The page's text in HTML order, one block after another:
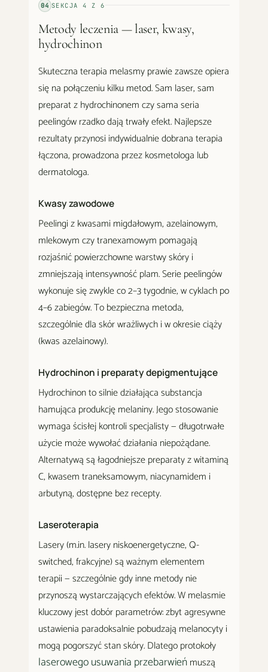
04 SEKCJA4 Z6
Metody leczenia — laser, kwasy,
hydrochinon
Skuteczna terapia melasmy prawie zawsze opiera
się na połączeniu kilku metod. Sam laser, sam
preparat z hydrochinonem czy sama seria
peelingów rzadko dają trwały efekt. Najlepsze
rezultaty przynosi indywidualnie dobrana terapia
łączona, prowadzona przez kosmetologa lub
dermatologa.
Kwasy zawodowe
Peelingi z kwasami migdałowym, azelainowym,
mlekowym czy tranexamowym pomagają
rozjaśnić powierzchowne warstwy skóry i
zmniejszają intensywność plam. Serie peelingów
wykonuje się zwykle co 2–3 tygodnie, w cyklach po
4–6 zabiegów. To bezpieczna metoda,
szczególnie dla skór wrażliwych i w okresie ciąży
(kwas azelainowy).
Hydrochinon i preparaty depigmentujące
Hydrochinon to silnie działająca substancja
hamująca produkcję melaniny. Jego stosowanie
wymaga ścisłej kontroli specjalisty — długotrwałe
użycie może wywołać działania niepożądane.
Alternatywą są łagodniejsze preparaty z witaminą
C, kwasem traneksamowym, niacynamidem i
arbutyną, dostępne bez recepty.
Laseroterapia
Lasery (m.in. lasery niskoenergetyczne, Q-
switched, frakcyjne) są ważnym elementem
terapii — szczególnie gdy inne metody nie
przynoszą wystarczających efektów. W melasmie
kluczowy jest dobór parametrów: zbyt agresywne
ustawienia paradoksalnie pobudzają melanocyty i
mogą pogorszyć stan skóry. Dlatego protokoły
laserowego usuwania przebarwieńmuszą